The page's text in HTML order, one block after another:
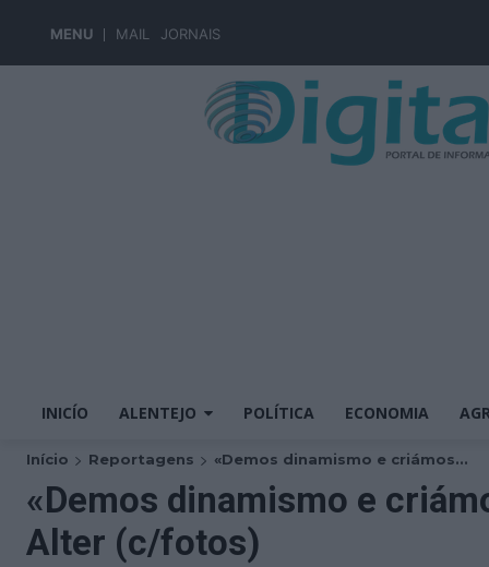
MENU MAIL JORNAIS
INICÍO ALENTEJO POLÍTICA ECONOMIA
Início Reportagens «Demos dinamismo e criámos...
«Demos dinamismo e
Alter (c/fotos)